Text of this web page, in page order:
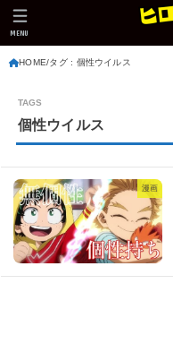
MENU
HOME タグ : 個性ウイルス
個性ウイルス
漫画